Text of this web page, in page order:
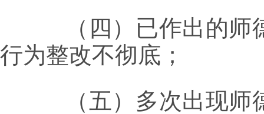
（四）已作出的师德
行为整改不彻底；
（五）多次出现师德